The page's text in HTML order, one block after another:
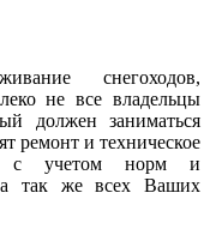
снегоходов,
не все владельцы
должен заниматься
ремонт и техническое
с учетом норм и
а так же всех Ваших